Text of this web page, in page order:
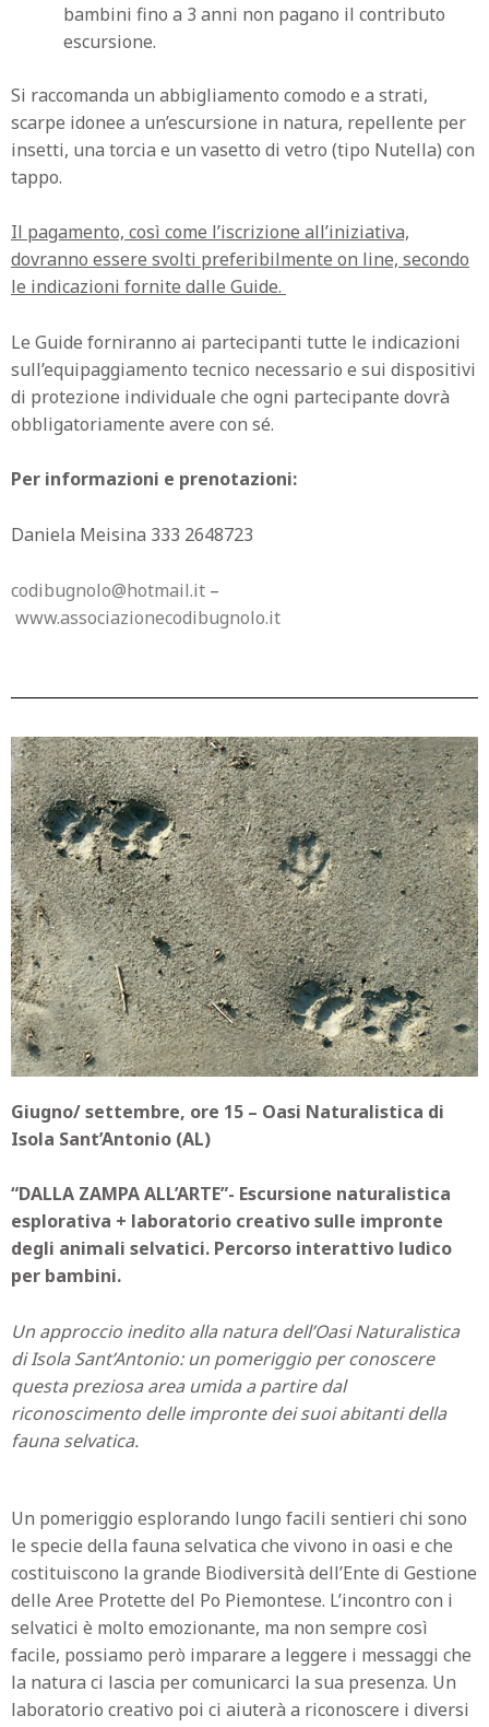
bambini fino a 3 anni non pagano il contributo
escursione.
Si raccomanda un abbigliamento comodo e a strati,
scarpe idonee a un’escursione in natura, repellente per
insetti, una torcia e un vasetto di vetro (tipo Nutella) con
tappo.
Il pagamento, così come l’iscrizione all’iniziativa,
dovranno essere svolti preferibilmente on line, secondo
le indicazioni fornite dalle Guide.
Le Guide forniranno ai partecipanti tutte le indicazioni
sull’equipaggiamento tecnico necessario e sui dispositivi
di protezione individuale che ogni partecipante dovrà
obbligatoriamente avere con sé.
Per informazioni e prenotazioni:
Daniela Meisina 333 2648723
codibugnolo@hotmail.it –
www.associazionecodibugnolo.it
Giugno/ settembre, ore 15 – Oasi Naturalistica di
Isola Sant’Antonio (AL)
“DALLA ZAMPA ALL’ARTE”- Escursione naturalistica
esplorativa + laboratorio creativo sulle impronte
degli animali selvatici. Percorso interattivo ludico
per bambini.
Un approccio inedito alla natura dell’Oasi Naturalistica
di Isola Sant’Antonio: un pomeriggio per conoscere
questa preziosa area umida a partire dal
riconoscimento delle impronte dei suoi abitanti della
fauna selvatica.
Un pomeriggio esplorando lungo facili sentieri chi sono
le specie della fauna selvatica che vivono in oasi e che
costituiscono la grande Biodiversità dell’Ente di Gestione
delle Aree Protette del Po Piemontese. L’incontro con i
selvatici è molto emozionante, ma non sempre così
facile, possiamo però imparare a leggere i messaggi che
la natura ci lascia per comunicarci la sua presenza. Un
laboratorio creativo poi ci aiuterà a riconoscere i diversi